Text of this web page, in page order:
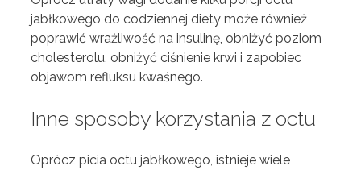
jabłkowego do codziennej diety może również
poprawić wrażliwość na insulinę, obniżyć poziom
cholesterolu, obniżyć ciśnienie krwi i zapobiec
objawom refluksu kwaśnego.
Inne sposoby korzystania z octu
Oprócz picia octu jabłkowego, istnieje wiele